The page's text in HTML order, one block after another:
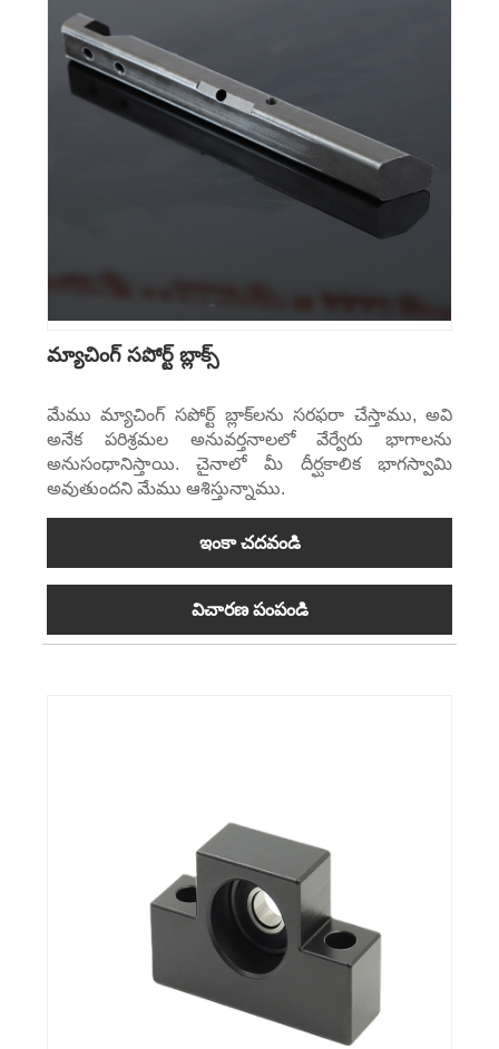
మ్యాచింగ్ సపోర్ట్ బ్లాక్స్
మేము మ్యాచింగ్ సపోర్ట్ బ్లాక్‌లను సరఫరా చేస్తాము, అవి
అనేక పరిశ్రమల అనువర్తనాలలో వేర్వేరు భాగాలను
అనుసంధానిస్తాయి. చైనాలో మీ దీర్ఘకాలిక భాగస్వామి
అవుతుందని మేము ఆశిస్తున్నాము.
ఇంకా చదవండి
విచారణ పంపండి